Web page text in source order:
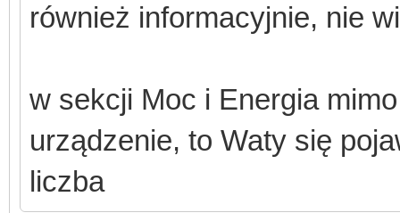
również informacyjnie, nie
w sekcji Moc i Energia
urządzenie, to Waty się
liczba